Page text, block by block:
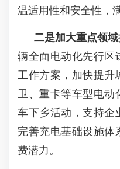
温适用性和安全性，
二是加大重点领域
辆全面电动化先行区
工作方案，加快提升
卫、重卡等车型电动
车下乡活动，支持企
完善充电基础设施体
费潜力。